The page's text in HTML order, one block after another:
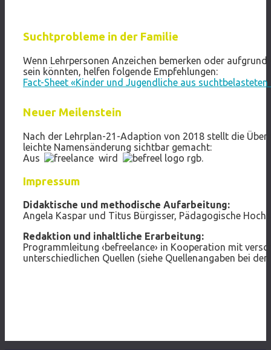
Suchtprobleme in der Familie
Wenn Lehrpersonen Anzeichen bemerken oder
sein könnten, helfen folgende Empfehlungen:
Fact-Sheet «Kinder und Jugendliche aus suchtbelasteten
Neuer Meilenstein
Nach der Lehrplan-21-Adaption von 2018 stellt die
leichte Namensänderung sichtbar gemacht:
Aus
wird .
Impressum
Didaktische und methodische Aufarbeitung:
Angela Kaspar und Titus Bürgisser, Pädagogische
Redaktion und inhaltliche Erarbeitung:
Programmleitung ‹befreelance› in Kooperation mit
unterschiedlichen Quellen (siehe Quellenangaben bei